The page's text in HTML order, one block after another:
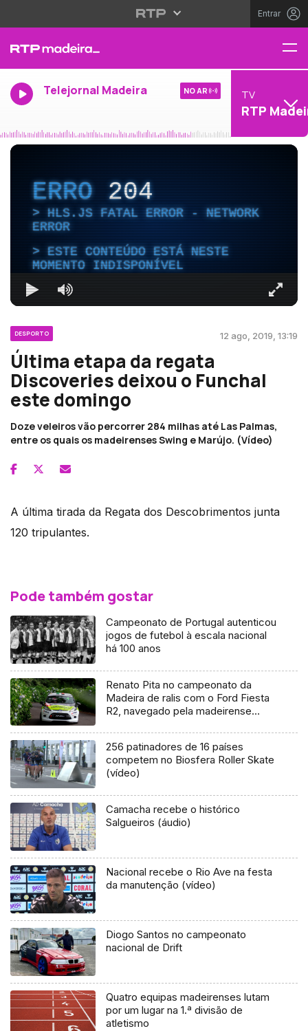
Entrar
Telejornal Madeira NO AR TV
RTP
ERRO204
HLS.JS FATAL ERROR - NETWORK
ERROR
ESTE CONTEÚDO ESTÁ NESTE
MOMENTO INDISPONÍVEL
DESPORTO 12 ago, 2019, 13:19
Última etapa da regata
Discoveries deixou o Funchal
este domingo
Doze veleiros vão percorrer 284 milhas até Las Palmas,
entre os quais os madeirenses Swing e Marújo. (Vídeo)
A última tirada da Regata dos Descobrimentos junta
120 tripulantes.
Pode também gostar
Campeonato de Portugal autenticou
jogos de futebol à escala nacional
há 100 anos
Renato Pita no campeonato da
Madeira de ralis com o Ford Fiesta
R2, navegado pela madeirense
256 patinadores de 16 países
competem no Biosfera Roller Skate
(vídeo)
Camacha recebe o histórico
Salgueiros (áudio)
Nacional recebe o Rio Ave na festa
da manutenção (vídeo)
Diogo Santos no campeonato
nacional de Drift
Quatro equipas madeirenses lutam
por um lugar na 1.ª divisão de
atletismo